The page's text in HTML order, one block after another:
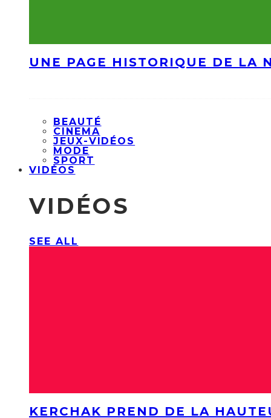
UNE PAGE HISTORIQUE DE LA
BEAUTÉ
CINEMA
JEUX-VIDÉOS
MODE
SPORT
VIDÉOS
VIDÉOS
SEE ALL
KERCHAK PREND DE LA